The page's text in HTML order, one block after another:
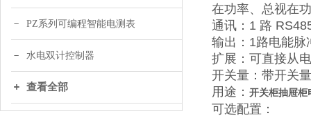
PZ系列可编程智能电测表
水电双计控制器
查看全部
在功率、总视在
通讯：1 路
输出：1路电能脉
扩展：可直接从
开关量：带开关
用途： 开关柜抽屉柜
可选配置：